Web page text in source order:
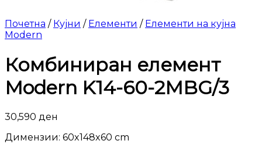
Почетна / Кујни / Елементи / Елементи на кујна
Modern
Комбиниран елемент
Modern K14-60-2MBG/3
30,590 ден
Димензии: 60x148x60 cm